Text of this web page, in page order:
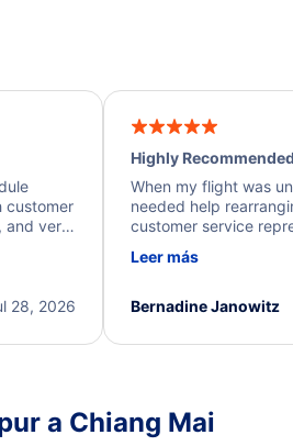
customer
and very
steps.
28, 2026
Highly Recommended
When my flight was
needed help
customer service
process. They quickly
I truly appreciate the
Leer más
Bernadine Janowitz
a Chiang Mai